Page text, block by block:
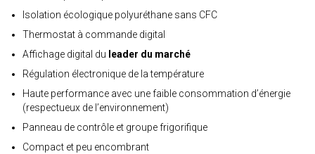
Isolation écologique polyuréthane sans CFC
Thermostat à commande digital
Affichage digital du leader du marché
Régulation électronique de la température
Haute performance avec une faible consommation d’énergie
(respectueux de l’environnement)
Panneau de contrôle et groupe frigorifique
Compact et peu encombrant